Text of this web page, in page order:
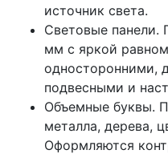
источник света.
Световые панели.
мм с яркой
односторонними,
подвесными и
Объемные буквы.
металла, дерева,
Оформляются